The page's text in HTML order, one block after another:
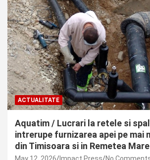
ACTUALITATE
Aquatim / Lucrari la retele si
intrerupe furnizarea apei pe mai
din Timisoara si in Remetea Mare